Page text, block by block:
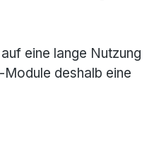
eine lange Nutzung
deshalb eine